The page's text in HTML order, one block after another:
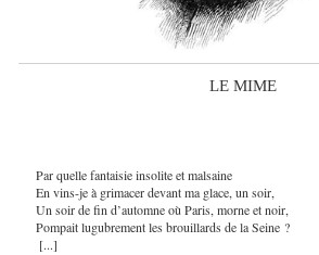
LE MIME
Par quelle fantaisie insolite et malsaine
En vins-je à grimacer devant ma glace, un soir,
Un soir de fin d’automne où Paris, morne et noir,
Pompait lugubrement les brouillards de la Seine ?
[...]